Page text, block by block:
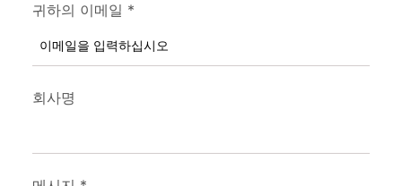
귀하의 이메일 *
회사명